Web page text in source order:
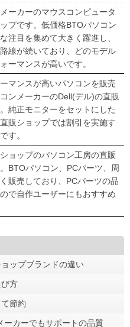
ーカーのマウスコンピュータ
プです。低価格BTOパソコン
注目を集めて大きく躍進し、
線が続いており、どのモデル
ーマンスが高いです。
マンスが高いパソコンを販売
ンメーカーのDell(デル)の直販
純正モニターをセットにした
販ショップでは割引を実施す
す。
ョップのパソコン工房の直販
BTOパソコン、PCパーツ、周
販売しており、PCパーツの品
で自作ユーザーにもおすすめ
ップブランドの違い
方
節約
ーカーでもサポートの品質